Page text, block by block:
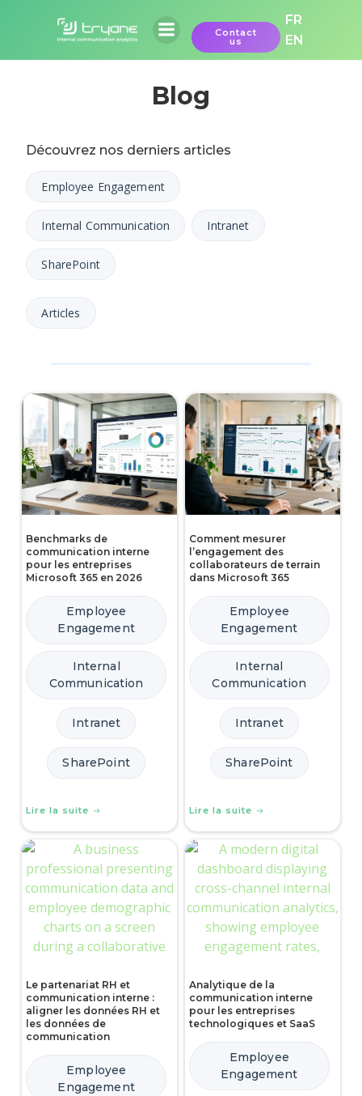
au
contenu
Contact
us
FR
EN
Blog
Découvrez nos derniers articles
Employee Engagement
Internal Communication Intranet
SharePoint
Articles
Benchmarks de
communication interne
pour les entreprises
Microsoft 365 en 2026
Employee
Engagement
Internal
Communication
Intranet
SharePoint
Lire la suite
Comment mesurer
l’engagement des
collaborateurs de terrain
dans Microsoft 365
Employee
Engagement
Internal
Communication
Intranet
SharePoint
Lire la suite
Le partenariat RH et
communication interne :
aligner les données RH et
les données de
communication
Employee
Engagement
Analytique de la
communication interne
pour les entreprises
technologiques et SaaS
Employee
Engagement